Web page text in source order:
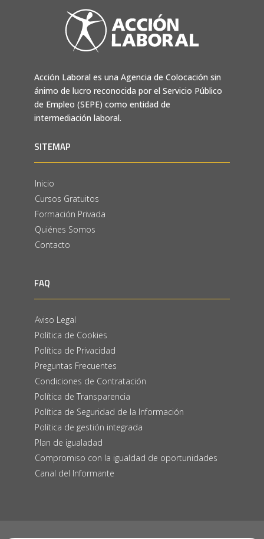
Acción Laboral es una Agencia de Colocación sin
ánimo de lucro reconocida por el Servicio Público
de Empleo (SEPE) como entidad de
intermediación laboral.
SITEMAP
Inicio
Cursos Gratuitos
Formación Privada
Quiénes Somos
Contacto
FAQ
Aviso Legal
Política de Cookies
Política de Privacidad
Preguntas Frecuentes
Condiciones de Contratación
Política de Transparencia
Política de Seguridad de la Información
Política de gestión integrada
Plan de igualadad
Compromiso con la igualdad de oportunidades
Canal del Informante